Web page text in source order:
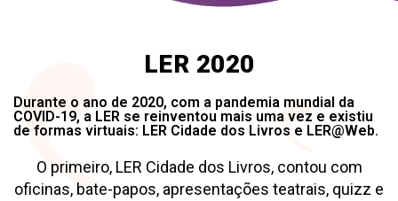
LER 2020
Durante o ano de 2020, com a pandemia mundial da
COVID-19, a LER se reinventou mais uma vez e existiu
de formas virtuais: LER Cidade dos Livros e LER@Web.
O primeiro, LER Cidade dos Livros, contou com
oficinas, bate-papos, apresentações teatrais, quizz e